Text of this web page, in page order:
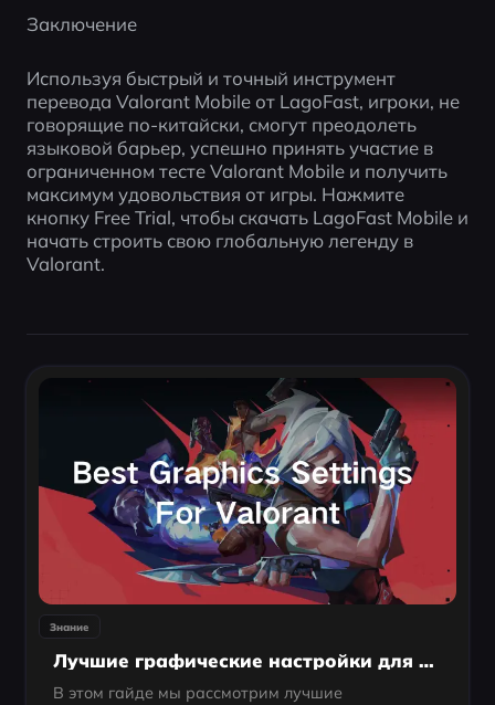
Заключение
Используя быстрый и точный инструмент
перевода Valorant Mobile от LagoFast, игроки, не
говорящие по-китайски, смогут преодолеть
языковой барьер, успешно принять участие в
ограниченном тесте Valorant Mobile и получить
максимум удовольствия от игры. Нажмите
кнопку Free Trial, чтобы скачать LagoFast Mobile и
начать строить свою глобальную легенду в
Valorant.
Знание
Лучшие графические настройки для Valorant в 2025 году
В этом гайде мы рассмотрим лучшие